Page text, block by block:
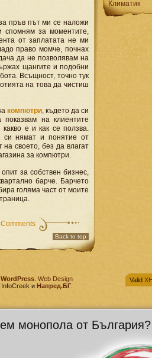
пръв път ми се наложи
спомням за моментите,
от заплатата не ми
право момче, почнах
да не позволявам на
щангите и подобни
Всъщност, точно тук
на това да чистиш
компютри, където да си
на клиентите
е и как се ползва.
си нямат и понятие от
своето, без да влагат
за компютри.
за собствен бизнес,
барче. Барчето
голяма част от моите
Comments
Back to top
Климатик
WordPress Web Design
InfoCreek и Напред.БГ
Valid
монопола от България?